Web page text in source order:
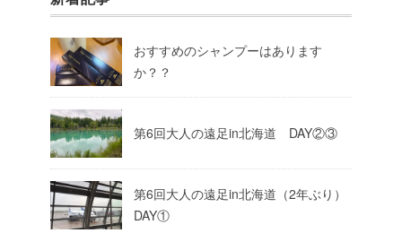
おすすめのシャンプーはあります
か？？
第6回大人の遠足in北海道 DAY②③
第6回大人の遠足in北海道（2年ぶり）
DAY①